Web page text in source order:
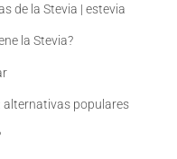
de la Stevia | estevia
la Stevia?
alternativas populares